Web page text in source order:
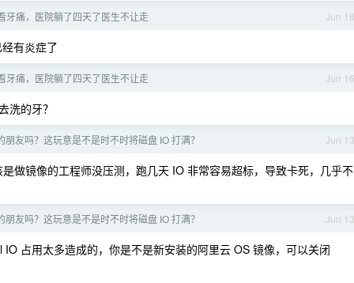
Jun 18
牙痛，医院躺了四天了医生不让走
有炎症了
Jun 16
牙痛，医院躺了四天了医生不让走
洗的牙？
Jun 13
朋友吗？这玩意是不是时不时将磁盘 IO 打满？
做镜像的工程师没压测，跑几天 IO 非常容易超标，导致卡死，几乎不
Jun 13
朋友吗？这玩意是不是时不时将磁盘 IO 打满？
占用太多造成的，你是不是新安装的阿里云 OS 镜像，可以关闭